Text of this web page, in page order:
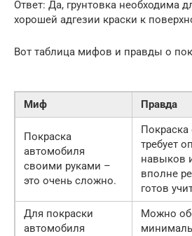
Ответ: Да, грунтовка необходима
хорошей адгезии краски к
Вот таблица мифов и правды о
Миф Правда
Покраска
автомобиля
своими руками –
это очень сложно.
требует
навыков
вполне
готов
Для покраски
автомобиля
Можно